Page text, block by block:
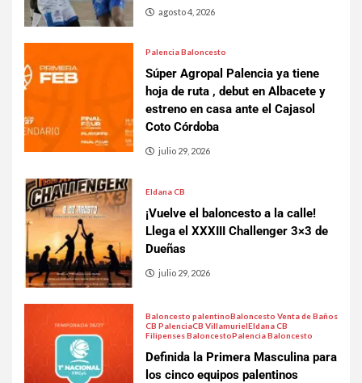
agosto 4, 2026
Palencia Baloncesto
Súper Agropal Palencia ya tiene
hoja de ruta , debut en Albacete y
estreno en casa ante el Cajasol
Coto Córdoba
julio 29, 2026
Eldana CB
¡Vuelve el baloncesto a la calle!
Llega el XXXIII Challenger 3×3 de
Dueñas
julio 29, 2026
Baloncesto palentinoBaloncesto Venta de Baños
CB PalenciaCB VillamurielEldana CB
Filipenses BaloncestoPalencia Baloncesto
Definida la Primera Masculina para
los cinco equipos palentinos